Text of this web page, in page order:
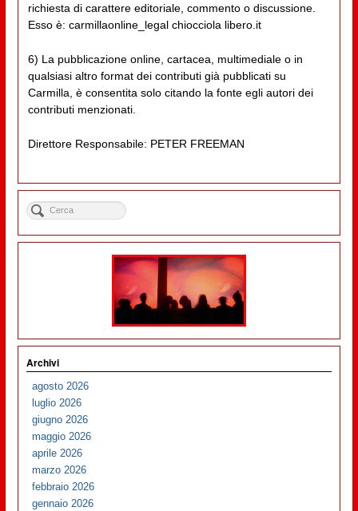
richiesta di carattere editoriale, commento o discussione.
Esso è: carmillaonline_legal chiocciola libero.it
6) La pubblicazione online, cartacea, multimediale o in
qualsiasi altro format dei contributi già pubblicati su
Carmilla, è consentita solo citando la fonte egli autori dei
contributi menzionati.
Direttore Responsabile: PETER FREEMAN
Archivi
agosto 2026
luglio 2026
giugno 2026
maggio 2026
aprile 2026
marzo 2026
febbraio 2026
gennaio 2026